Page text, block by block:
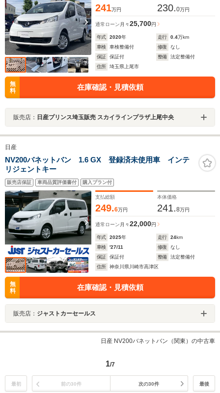
241万円 230.0万円
通常ローン 月々25,700円
年式 2020年 走行 0.4万km
車検
車検整備付 修復
なし
保証
保証付 整備
法定整備付
住所
埼玉県上尾市
無
料
在庫確認・見積依頼
販売店： 日産プリンス埼玉販売 スカイラインプラザ上尾中央
日産
NV200バネットバン 1.6 GX 登録済未使用車 インテ
リジェントキー
販売店保証 車両品質評価書付 購入プラン付
支払総額
249.6万円
本体価格
241.8万円
通常ローン 月々22,000円
年式 2025年 走行 24km
車検
'27/11 修復
なし
保証
保証付 整備
法定整備付
住所
神奈川県川崎市高津区
無
料
在庫確認・見積依頼
販売店： ジャストカーセールス
日産 NV200バネットバン（関東）の中古車
1/7
最初 前の30件 次の30件 最後